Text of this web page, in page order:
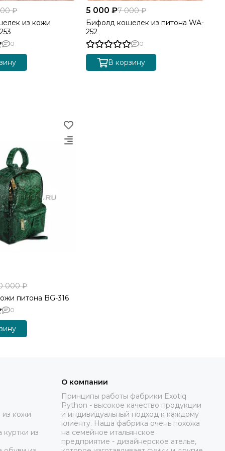
₽
из кожи
0
5 000 ₽7 000 ₽
Бифолд кошелек из питона WA-
252
0
В корзину
000 ₽
питона BG-316
0
из кожи
куртки из
О компании
Принципы работы фабрики Exotiq
Python - высокое качество продукции
и индивидуальный подход к каждому
клиенту. Наша фабрика очень похожа
на семейное итальянское
предприятие - дизайнерское ателье,